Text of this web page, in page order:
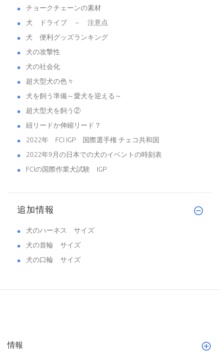
チョークチェーンの素材
犬 ドライブ － 注意点
犬 便利グッズランキング
犬の攻撃性
犬の社会化
超大型犬の色々
犬を飼う準備～愛犬を迎える～
超大型犬を飼う②
紐リードか伸縮リード？
2022年 FCI IGP 国際選手権 チェコ共和国
2022年9月の日本での犬のイベントの時刻表
FCIの国際作業犬試験 IGP
追加情報
犬のハーネス サイズ
犬の首輪 サイズ
犬の口輪 サイズ
情報